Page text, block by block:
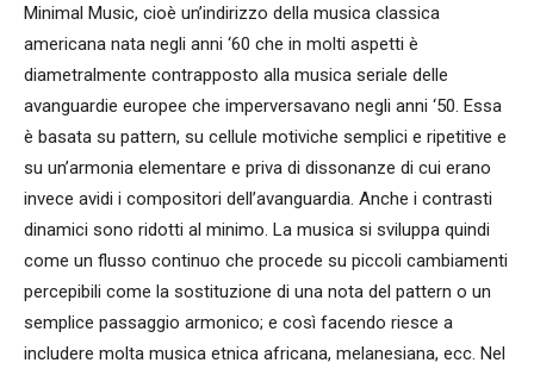
Minimal Music, cioè un’indirizzo della musica classica
americana nata negli anni ‘60 che in molti aspetti è
diametralmente contrapposto alla musica seriale delle
avanguardie europee che imperversavano negli anni ‘50. Essa
è basata su pattern, su cellule motiviche semplici e ripetitive e
su un’armonia elementare e priva di dissonanze di cui erano
invece avidi i compositori dell’avanguardia. Anche i contrasti
dinamici sono ridotti al minimo. La musica si sviluppa quindi
come un flusso continuo che procede su piccoli cambiamenti
percepibili come la sostituzione di una nota del pattern o un
semplice passaggio armonico; e così facendo riesce a
includere molta musica etnica africana, melanesiana, ecc. Nel